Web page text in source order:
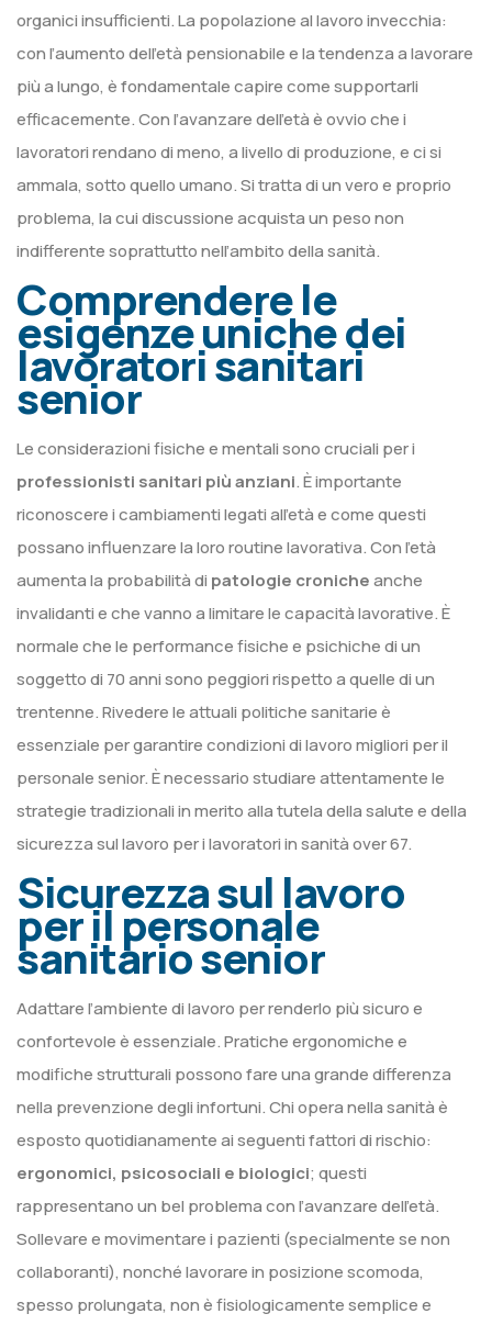
organici insufficienti. La popolazione al lavoro invecchia:
con l’aumento dell’età pensionabile e la tendenza a lavorare
più a lungo, è fondamentale capire come supportarli
efficacemente. Con l’avanzare dell’età è ovvio che i
lavoratori rendano di meno, a livello di produzione, e ci si
ammala, sotto quello umano. Si tratta di un vero e proprio
problema, la cui discussione acquista un peso non
indifferente soprattutto nell’ambito della sanità.
Comprendere le
esigenze uniche dei
lavoratori sanitari
senior
Le considerazioni fisiche e mentali sono cruciali per i
professionisti sanitari più anziani. È importante
riconoscere i cambiamenti legati all’età e come questi
possano influenzare la loro routine lavorativa. Con l’età
aumenta la probabilità di patologie cronicheanche
invalidanti e che vanno a limitare le capacità lavorative. È
normale che le performance fisiche e psichiche di un
soggetto di 70 anni sono peggiori rispetto a quelle di un
trentenne. Rivedere le attuali politiche sanitarie è
essenziale per garantire condizioni di lavoro migliori per il
personale senior. È necessario studiare attentamente le
strategie tradizionali in merito alla tutela della salute e della
sicurezza sul lavoro per i lavoratori in sanità over 67.
Sicurezza sul lavoro
per il personale
sanitario senior
Adattare l’ambiente di lavoro per renderlo più sicuro e
confortevole è essenziale. Pratiche ergonomiche e
modifiche strutturali possono fare una grande differenza
nella prevenzione degli infortuni. Chi opera nella sanità è
esposto quotidianamente ai seguenti fattori di rischio:
ergonomici, psicosociali e biologici; questi
rappresentano un bel problema con l’avanzare dell’età.
Sollevare e movimentare i pazienti (specialmente se non
collaboranti), nonché lavorare in posizione scomoda,
spesso prolungata, non è fisiologicamente semplice e